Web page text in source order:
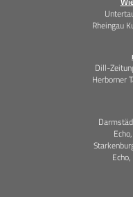
Rheingau
Dill-
Herborner